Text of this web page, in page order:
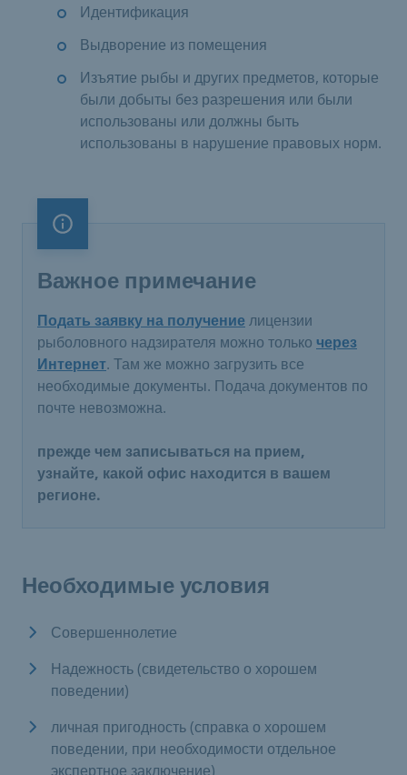
Идентификация
Выдворение из помещения
Изъятие рыбы и других предметов, которые
были добыты без разрешения или были
использованы или должны быть
использованы в нарушение правовых норм.
Важное примечание
Важное примечание
Подать заявку на получение лицензии
рыболовного надзирателя можно только через
Интернет. Там же можно загрузить все
необходимые документы. Подача документов по
почте невозможна.
прежде чем записываться на прием,
узнайте, какой офис находится в вашем
регионе.
Необходимые условия
Совершеннолетие
Надежность (свидетельство о хорошем
поведении)
личная пригодность (справка о хорошем
поведении, при необходимости отдельное
экспертное заключение)